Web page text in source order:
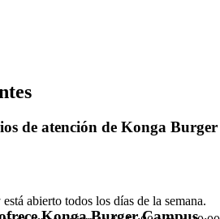
tes
de atención de Konga Burger
abierto todos los días de la semana.